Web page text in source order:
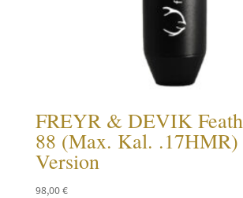
FREYR & DEVIK
88 (Max. Kal. .17HMR)
Version
98,00€